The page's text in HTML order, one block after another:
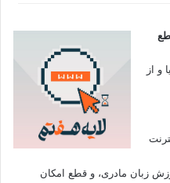
و از
زبان مادری، و قطع امکان